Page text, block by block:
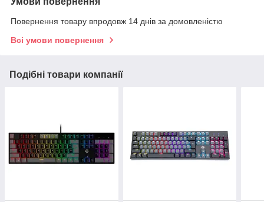
Повернення товару впродовж 14 днів за домовленістю
Всі умови повернення
Подібні товари компанії